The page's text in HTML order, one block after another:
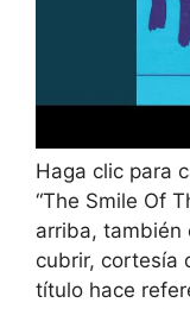
Haga clic para
“The Smile Of
arriba, también
cubrir, cortesía
título hace